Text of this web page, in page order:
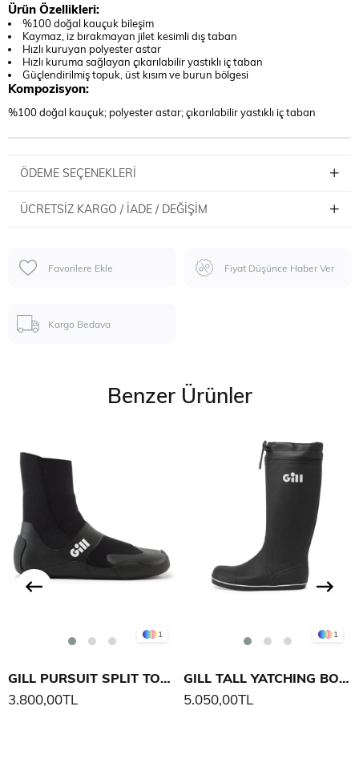
Ürün Özellikleri:
%100 doğal kauçuk bileşim
Kaymaz, iz bırakmayan jilet kesimli dış taban
Hızlı kuruyan polyester astar
Hızlı kuruma sağlayan çıkarılabilir yastıklı iç taban
Güçlendirilmiş topuk, üst kısım ve burun bölgesi
Kompozisyon:
%100 doğal kauçuk; polyester astar; çıkarılabilir yastıklı iç taban
ÖDEME SEÇENEKLERI
ÜCRETSIZ KARGO / İADE / DEĞIŞIM
Favorilere Ekle Fiyat Düşünce Haber Ver
Kargo Bedava
Benzer Ürünler
1
GILL PURSUIT SPLIT TOE BOOT
3.800,00TL
1
GILL TALL YATCHING BOOTS
5.050,00TL